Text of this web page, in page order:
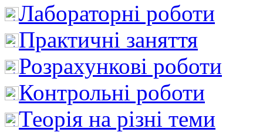
Лабораторні роботи
Практичні заняття
Розрахункові роботи
Контрольні роботи
Теорія на різні теми